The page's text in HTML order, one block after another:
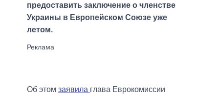
предоставить заключение о членстве
Украины в Европейском Союзе уже
летом.
Об этом заявила глава Еврокомиссии